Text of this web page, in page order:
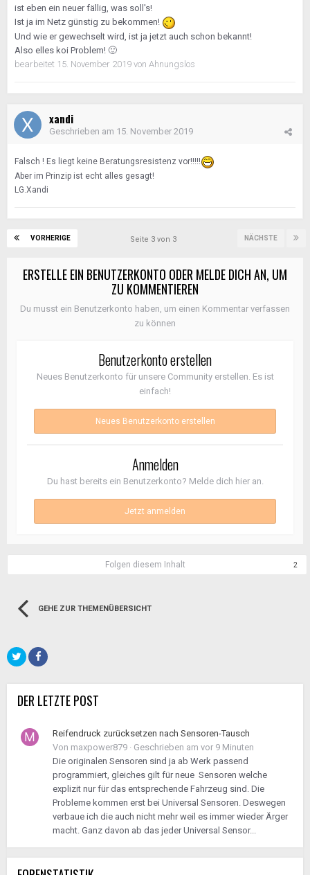
ist eben ein neuer fällig, was soll's!
Ist ja im Netz günstig zu bekommen!
Und wie er gewechselt wird, ist ja jetzt auch schon bekannt!
Also elles koi Problem! 🙂
bearbeitet 15. November 2019 von Ahnungslos
xandi
Geschrieben am 15. November 2019
Falsch ! Es liegt keine Beratungsresistenz vor!!!!!
Aber im Prinzip ist echt alles gesagt!
LG.Xandi
VORHERIGE NÄCHSTE
Seite 3 von 3
ERSTELLE EIN BENUTZERKONTO ODER MELDE DICH AN, UM
ZU KOMMENTIEREN
Du musst ein Benutzerkonto haben, um einen Kommentar verfassen
zu können
Benutzerkonto erstellen
Neues Benutzerkonto für unsere Community erstellen. Es ist
einfach!
Neues Benutzerkonto erstellen
Anmelden
Du hast bereits ein Benutzerkonto? Melde dich hier an.
Jetzt anmelden
Folgen diesem Inhalt 2
GEHE ZUR THEMENÜBERSICHT
DER LETZTE POST
Reifendruck zurücksetzen nach Sensoren-Tausch
Von maxpower879 · Geschrieben am vor 9 Minuten
Die originalen Sensoren sind ja ab Werk passend
programmiert, gleiches gilt für neue Sensoren welche
explizit nur für das entsprechende Fahrzeug sind. Die
Probleme kommen erst bei Universal Sensoren. Deswegen
verbaue ich die auch nicht mehr weil es immer wieder Ärger
macht. Ganz davon ab das jeder Universal Sensor...